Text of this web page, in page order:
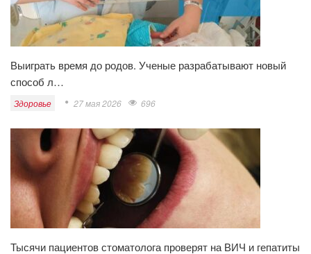
Выиграть время до родов. Ученые разрабатывают новый
способ л…
Здоровье 27 мая 2026 696
Тысячи пациентов стоматолога проверят на ВИЧ и гепатиты